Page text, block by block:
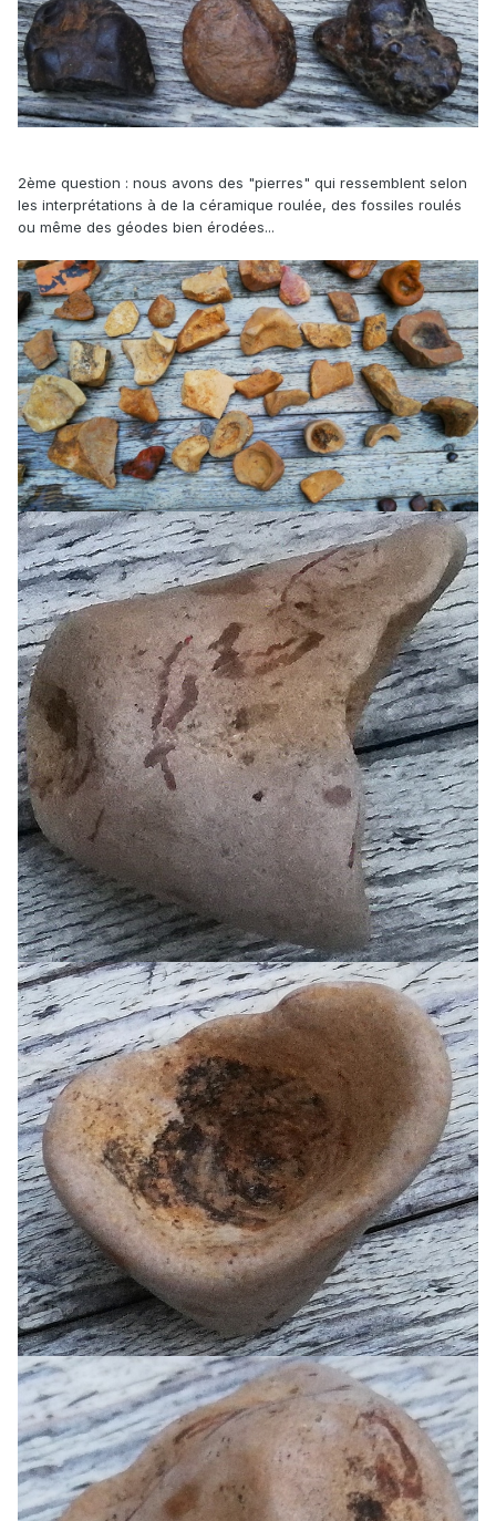
2ème question : nous avons des "pierres" qui ressemblent selon
les interprétations à de la céramique roulée, des fossiles roulés
ou même des géodes bien érodées...